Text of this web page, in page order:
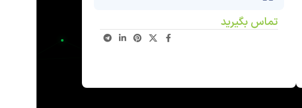
تماس بگیرید